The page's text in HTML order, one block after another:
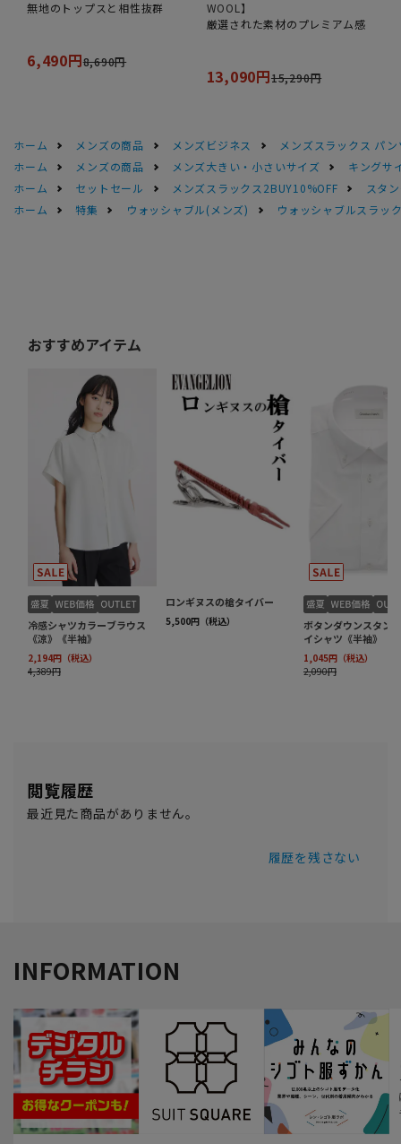
無地のトップスと相性抜群
6,490円8,690円
WOOL】
厳選された素材のプレミアム感
13,090円15,290円
ホーム メンズの商品 メンズビジネス
メンズスラックス パン
ホーム
メンズの商品 メンズ大きい・小さいサイズ
キングサ
ホーム
セットセール メンズスラックス2BUY10%OFF
スタ
ホーム
特集 ウォッシャブル(メンズ) ウォッシャブルスラッ
閲覧履歴
最近見た商品がありません。
履歴を残さない
INFORMATION